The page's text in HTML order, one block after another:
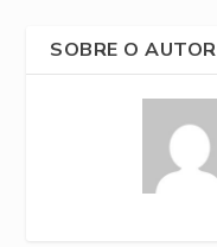
SOBRE O AUTOR